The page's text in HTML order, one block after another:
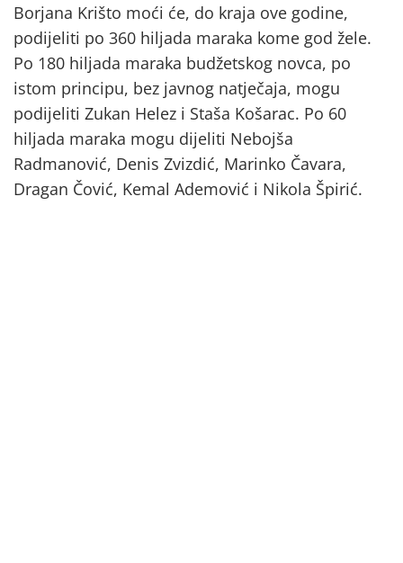
Borjana Krišto moći će, do kraja ove godine,
podijeliti po 360 hiljada maraka kome god žele.
Po 180 hiljada maraka budžetskog novca, po
istom principu, bez javnog natječaja, mogu
podijeliti Zukan Helez i Staša Košarac. Po 60
hiljada maraka mogu dijeliti Nebojša
Radmanović, Denis Zvizdić, Marinko Čavara,
Dragan Čović, Kemal Ademović i Nikola Špirić.